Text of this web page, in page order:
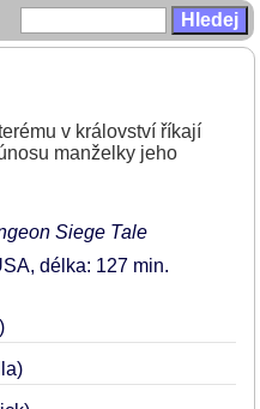
v království říkají
manželky jeho
Siege Tale
délka: 127 min